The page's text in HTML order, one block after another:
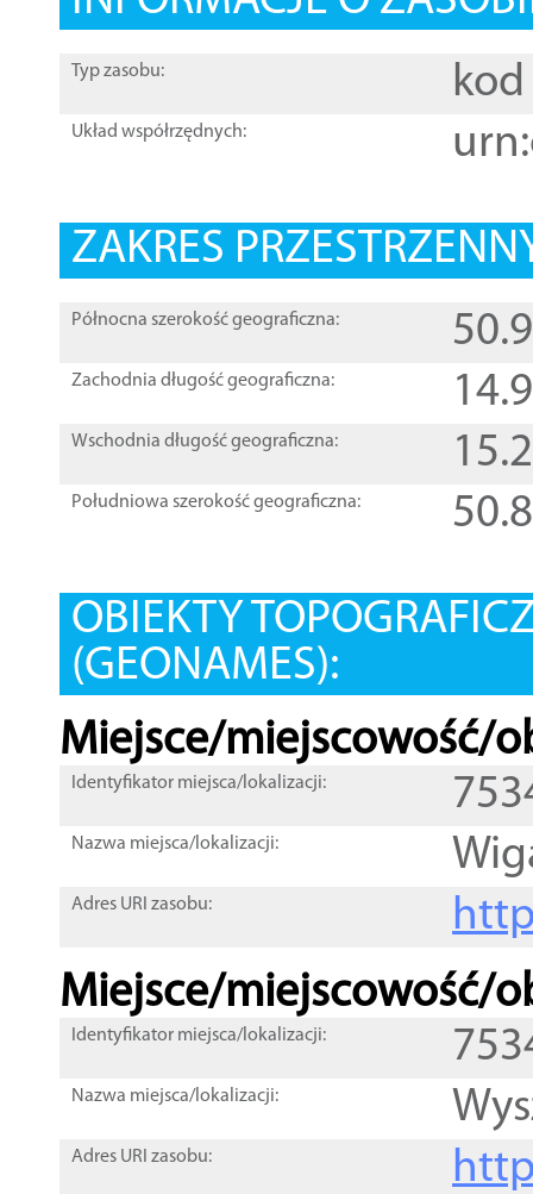
Typ zasobu: kod
Układ współrzędnych:
ZAKRES
Północna szerokość geograficzna:
Zachodnia długość geograficzna:
Wschodnia długość geograficzna:
Południowa szerokość geograficzna:
OBIEKTY
(GEONAMES):
Miejsce/miejscowość/
Identyfikator miejsca/lokalizacji:
Nazwa miejsca/lokalizacji:
Adres URI zasobu:
Miejsce/miejscowość/
Identyfikator miejsca/lokalizacji:
Nazwa miejsca/lokalizacji:
Adres URI zasobu: